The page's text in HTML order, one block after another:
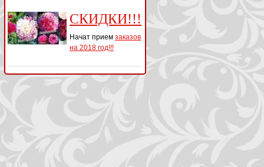
СКИДКИ!!!
Начат приемзаказов
на 2018 год!!!